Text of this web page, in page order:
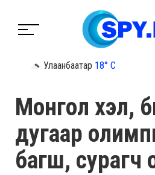
Улаанбаатар 18° C
Монгол хэл,
дугаар
багш, сурагч